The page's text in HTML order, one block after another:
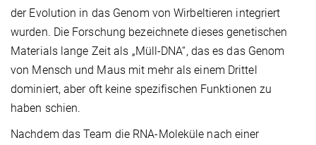
der Evolution in das Genom von Wirbeltieren integriert
wurden. Die Forschung bezeichnete dieses genetischen
Materials lange Zeit als „Müll-DNA“, das es das Genom
von Mensch und Maus mit mehr als einem Drittel
dominiert, aber oft keine spezifischen Funktionen zu
haben schien.
Nachdem das Team die RNA-Moleküle nach einer